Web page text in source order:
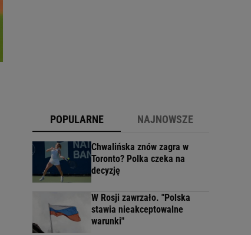
POPULARNE NAJNOWSZE
Chwalińska znów zagra w
Toronto? Polka czeka na
decyzję
W Rosji zawrzało. "Polska
stawia nieakceptowalne
warunki"